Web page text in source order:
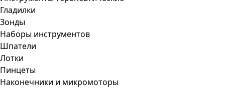
Гладилки
Зонды
Наборы инструментов
Шпатели
Лотки
Пинцеты
Наконечники и микромоторы